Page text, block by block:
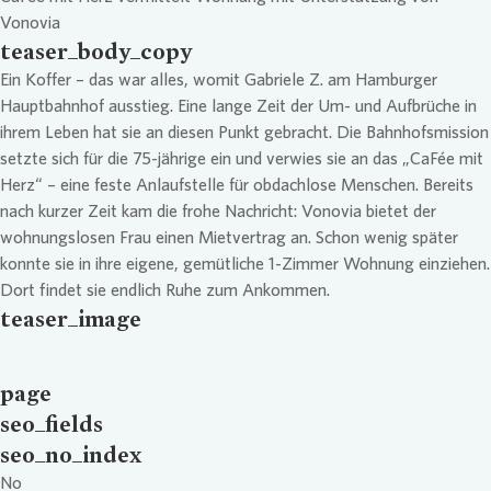
Vonovia
teaser_body_copy
Ein Koffer – das war alles, womit Gabriele Z. am Hamburger
Hauptbahnhof ausstieg. Eine lange Zeit der Um- und Aufbrüche in
ihrem Leben hat sie an diesen Punkt gebracht. Die Bahnhofsmission
setzte sich für die 75-jährige ein und verwies sie an das „CaFée mit
Herz“ – eine feste Anlaufstelle für obdachlose Menschen. Bereits
nach kurzer Zeit kam die frohe Nachricht: Vonovia bietet der
wohnungslosen Frau einen Mietvertrag an. Schon wenig später
konnte sie in ihre eigene, gemütliche 1-Zimmer Wohnung einziehen.
Dort findet sie endlich Ruhe zum Ankommen.
teaser_image
page
seo_fields
seo_no_index
No